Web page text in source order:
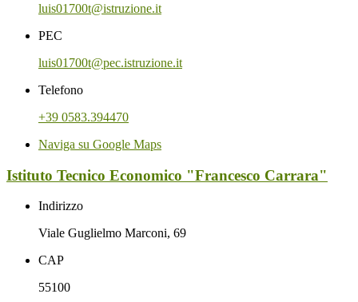
luis01700t@istruzione.it
PEC
luis01700t@pec.istruzione.it
Telefono
+39 0583.394470
Naviga su Google Maps
Istituto Tecnico Economico "Francesco Carrara"
Indirizzo
Viale Guglielmo Marconi, 69
CAP
55100